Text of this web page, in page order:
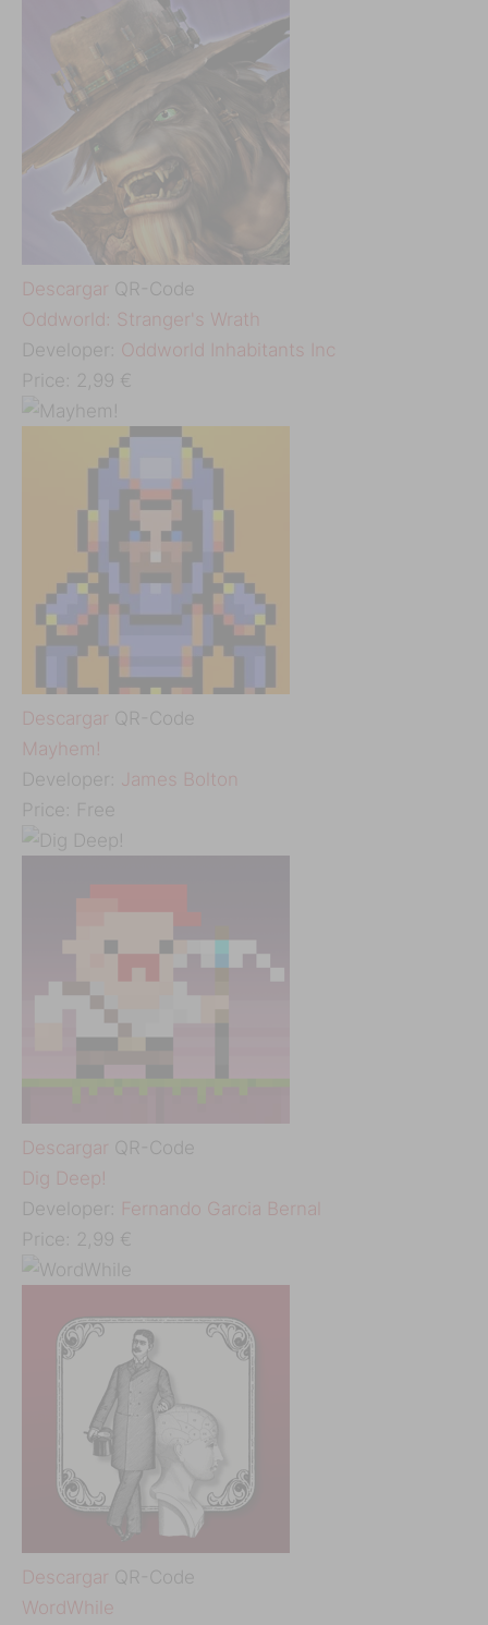
Descargar QR-Code
‎Oddworld: Stranger's Wrath
Developer: Oddworld Inhabitants Inc
Price: 2,99 €
Descargar QR-Code
Mayhem!
Developer: James Bolton
Price: Free
Descargar QR-Code
‎Dig Deep!
Developer: Fernando Garcia Bernal
Price: 2,99 €
Descargar QR-Code
‎WordWhile